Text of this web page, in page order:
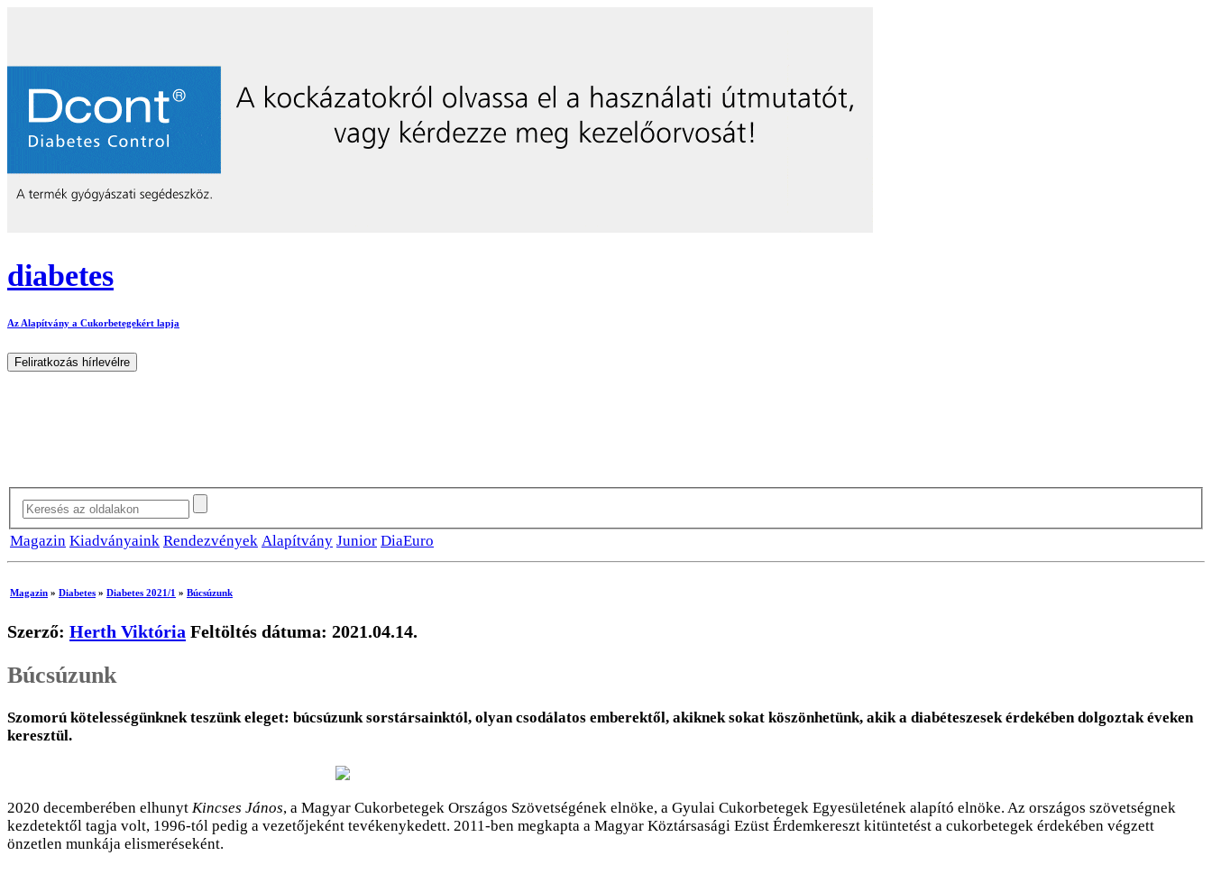
diabetes
Az Alapítvány a Cukorbetegekért lapja
Magazin Kiadványaink Rendezvények Alapítvány Junior DiaEuro
Magazin » Diabetes » Diabetes 2021/1 » Búcsúzunk
Szerző: Herth Viktória Feltöltés dátuma: 2021.04.14.
Búcsúzunk
Szomorú kötelességünknek teszünk eleget: búcsúzunk sorstársainktól, olyan csodálatos emberektől, akiknek sokat köszönhetünk, akik a diabéteszesek érdekében dolgoztak éveken
keresztül.
2020 decemberében elhunyt Kincses János, a Magyar Cukorbetegek Országos Szövetségének elnöke, a Gyulai Cukorbetegek Egyesületének alapító elnöke. Az országos szövetségnek
kezdetektől tagja volt, 1996-tól pedig a vezetőjeként tevékenykedett. 2011-ben megkapta a Magyar Köztársasági Ezüst Érdemkereszt kitüntetést a cukorbetegek érdekében végzett
önzetlen munkája elismeréseként.